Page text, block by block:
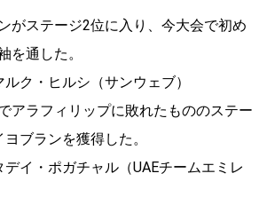
がステージ2位に入り、今大会で初め
を通した。
ク・ヒルシ（サンウェブ）
アラフィリップに敗れたもののステー
ブランを獲得した。
イ・ポガチャル（UAEチームエミレ